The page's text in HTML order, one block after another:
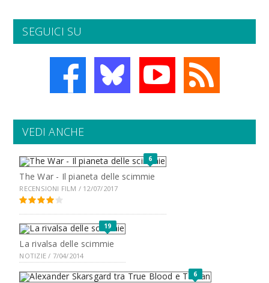
SEGUICI SU
VEDI ANCHE
6
The War - Il pianeta delle scimmie
RECENSIONI FILM / 12/07/2017
19
La rivalsa delle scimmie
NOTIZIE / 7/04/2014
6